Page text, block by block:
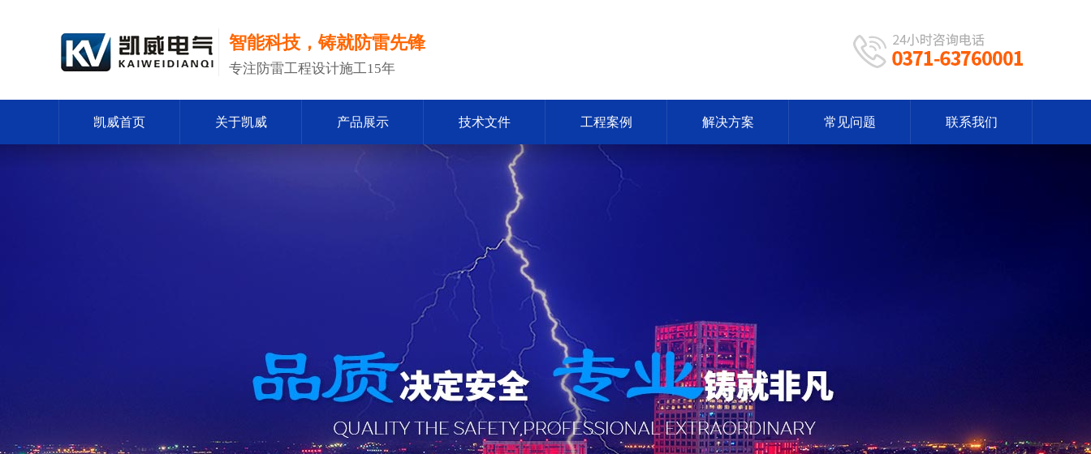
智能科技，铸就防雷先锋
专注防雷工程设计施工15年
凯威首页 关于凯威 产品展示 技术文件 工程案例 解决方案 常见问题 联系我们